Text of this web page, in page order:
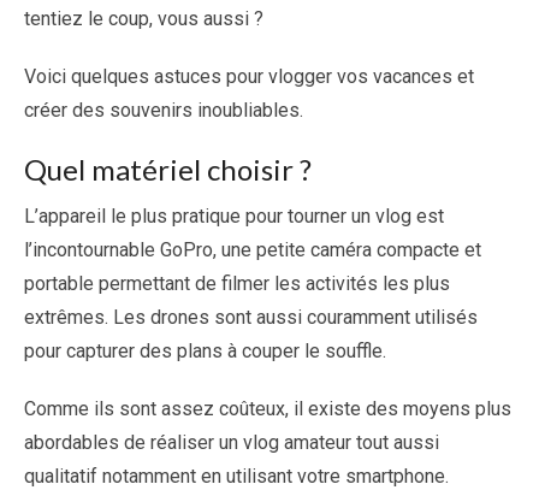
tentiez le coup, vous aussi ?
Voici quelques astuces pour vlogger vos vacances et
créer des souvenirs inoubliables.
Quel matériel choisir ?
L’appareil le plus pratique pour tourner un vlog est
l’incontournable GoPro, une petite caméra compacte et
portable permettant de filmer les activités les plus
extrêmes. Les drones sont aussi couramment utilisés
pour capturer des plans à couper le souffle.
Comme ils sont assez coûteux, il existe des moyens plus
abordables de réaliser un vlog amateur tout aussi
qualitatif notamment en utilisant votre smartphone.